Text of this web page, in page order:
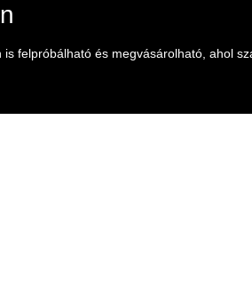
felpróbálható és megvásárolható, ahol